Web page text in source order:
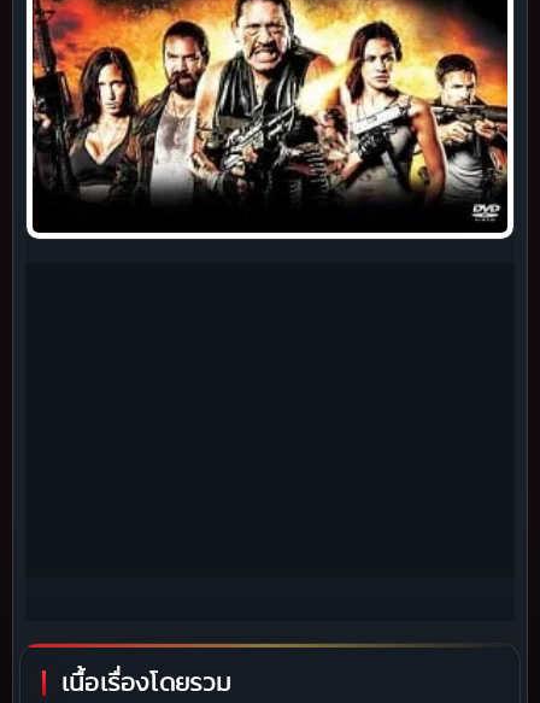
เนื้อเรื่องโดยรวม